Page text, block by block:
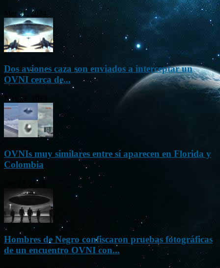
Mar 31, 2024
Dos aviones caza son enviados a interceptar un
OVNI cerca de...
Nov 22, 2023
OVNIs muy similares entre sí aparecen en Florida y
Colombia
Oct 23, 2023
Hombres de Negro confiscaron pruebas fotográficas
de un encuentro OVNI con...